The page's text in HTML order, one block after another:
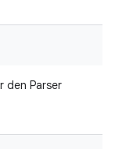
den Parser